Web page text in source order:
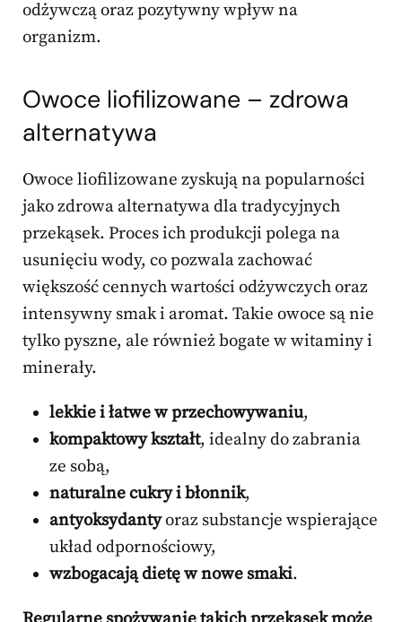
odżywczą oraz pozytywny wpływ na
organizm.
Owoce liofilizowane – zdrowa
alternatywa
Owoce liofilizowane zyskują na popularności
jako zdrowa alternatywa dla tradycyjnych
przekąsek. Proces ich produkcji polega na
usunięciu wody, co pozwala zachować
większość cennych wartości odżywczych oraz
intensywny smak i aromat. Takie owoce są nie
tylko pyszne, ale również bogate w witaminy i
minerały.
lekkie i łatwe w przechowywaniu,
kompaktowy kształt, idealny do zabrania
ze sobą,
naturalne cukry i błonnik,
antyoksydantyoraz substancje wspierające
układ odpornościowy,
wzbogacają dietę w nowe smaki.